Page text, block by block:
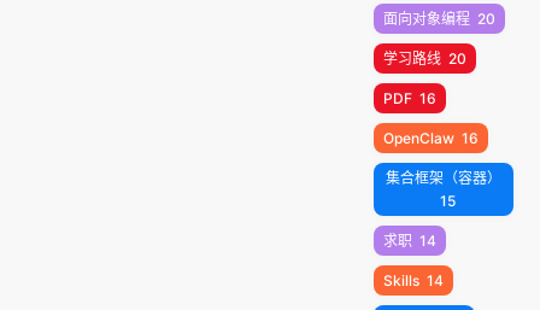
面向对象编程 20
学习路线 20
PDF 16
OpenClaw 16
集合框架（容器）
15
求职 14
Skills 14